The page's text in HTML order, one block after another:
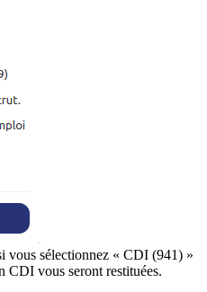
vous sélectionnez « CDI (941) »
CDI vous seront restituées.